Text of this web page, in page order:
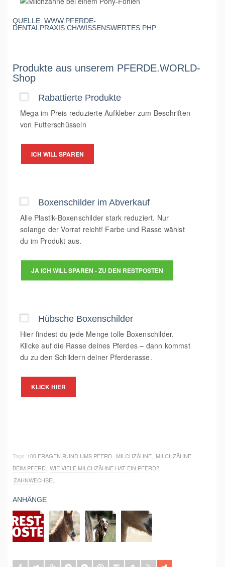
QUELLE: WWW.PFERDE-
DENTALPRAXIS.CH/WISSENSWERTES.PHP
Produkte aus unserem PFERDE.WORLD-
Shop
Rabattierte Produkte
Mega im Preis reduzierte Aufkleber zum Beschriften
von Futterschüsseln
ICH WILL SPAREN
Boxenschilder im Abverkauf
Alle Plastik-Boxenschilder stark reduziert. Nur
solange der Vorrat reicht! Farbe und Rasse wählst
du im Produkt aus.
JA ICH WILL SPAREN - ZU DEN RESTPOSTEN
Hübsche Boxenschilder
Hier findest du jede Menge tolle Boxenschilder.
Klicke auf die Rasse deines Pferdes – dann kommst
du zu den Schildern deiner Pferderasse.
KLICK HIER
Tags 100 FRAGEN RUND UMS PFERD MILCHZÄHNE MILCHZÄHNE
BEIM PFERD WIE VIELE MILCHZÄHNE HAT EIN PFERD?
ZAHNWECHSEL
ANHÄNGE